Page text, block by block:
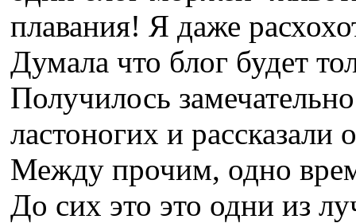
плавания! Я даже
Думала что блог будет
Получилось
ластоногих и
Между прочим, одно
До сих это это одни из